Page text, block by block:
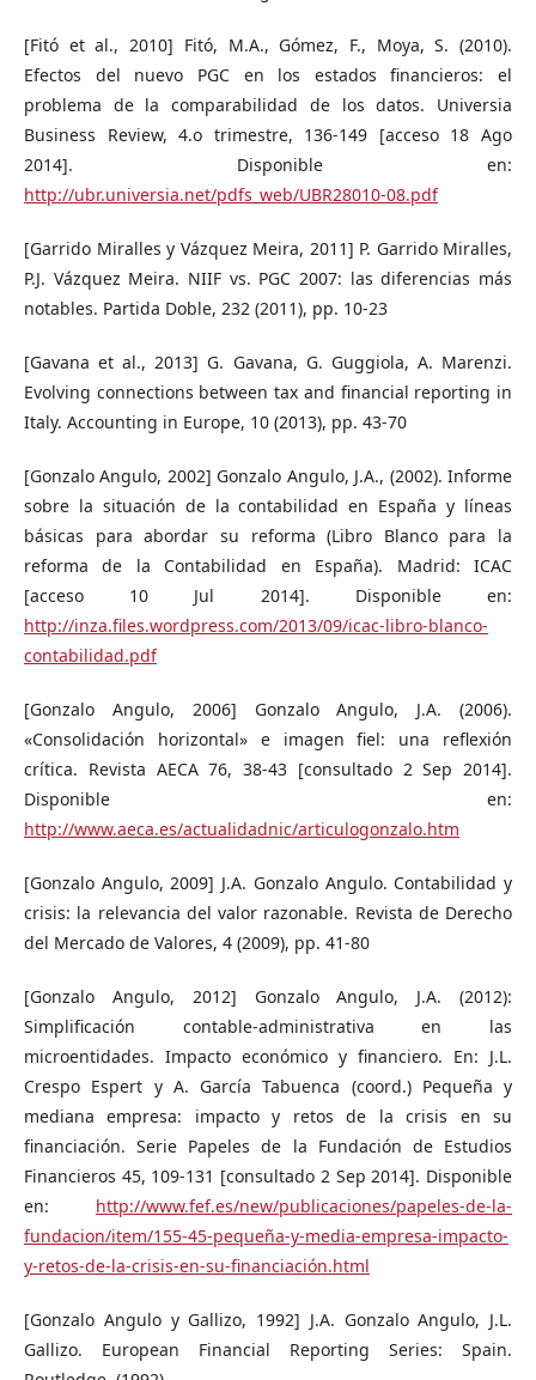
[Fitó et al., 2010] Fitó, M.A., Gómez, F., Moya, S. (2010).
Efectos del nuevo PGC en los estados financieros: el
problema de la comparabilidad de los datos. Universia
Business Review, 4.o trimestre, 136-149 [acceso 18 Ago
2014]. Disponible en:
http://ubr.universia.net/pdfs_web/UBR28010-08.pdf
[Garrido Miralles y Vázquez Meira, 2011] P. Garrido Miralles,
P.J. Vázquez Meira. NIIF vs. PGC 2007: las diferencias más
notables. Partida Doble, 232 (2011), pp. 10-23
[Gavana et al., 2013] G. Gavana, G. Guggiola, A. Marenzi.
Evolving connections between tax and financial reporting in
Italy. Accounting in Europe, 10 (2013), pp. 43-70
[Gonzalo Angulo, 2002] Gonzalo Angulo, J.A., (2002). Informe
sobre la situación de la contabilidad en España y líneas
básicas para abordar su reforma (Libro Blanco para la
reforma de la Contabilidad en España). Madrid: ICAC
[acceso 10 Jul 2014]. Disponible en:
http://inza.files.wordpress.com/2013/09/icac-libro-blanco-
contabilidad.pdf
[Gonzalo Angulo, 2006] Gonzalo Angulo, J.A. (2006).
«Consolidación horizontal» e imagen fiel: una reflexión
crítica. Revista AECA 76, 38-43 [consultado 2 Sep 2014].
Disponible en:
http://www.aeca.es/actualidadnic/articulogonzalo.htm
[Gonzalo Angulo, 2009] J.A. Gonzalo Angulo. Contabilidad y
crisis: la relevancia del valor razonable. Revista de Derecho
del Mercado de Valores, 4 (2009), pp. 41-80
[Gonzalo Angulo, 2012] Gonzalo Angulo, J.A. (2012):
Simplificación contable-administrativa en las
microentidades. Impacto económico y financiero. En: J.L.
Crespo Espert y A. García Tabuenca (coord.) Pequeña y
mediana empresa: impacto y retos de la crisis en su
financiación. Serie Papeles de la Fundación de Estudios
Financieros 45, 109-131 [consultado 2 Sep 2014]. Disponible
en: http://www.fef.es/new/publicaciones/papeles-de-la-
fundacion/item/155-45-pequeña-y-media-empresa-impacto-
y-retos-de-la-crisis-en-su-financiación.html
[Gonzalo Angulo y Gallizo, 1992] J.A. Gonzalo Angulo, J.L.
Gallizo. European Financial Reporting Series: Spain.